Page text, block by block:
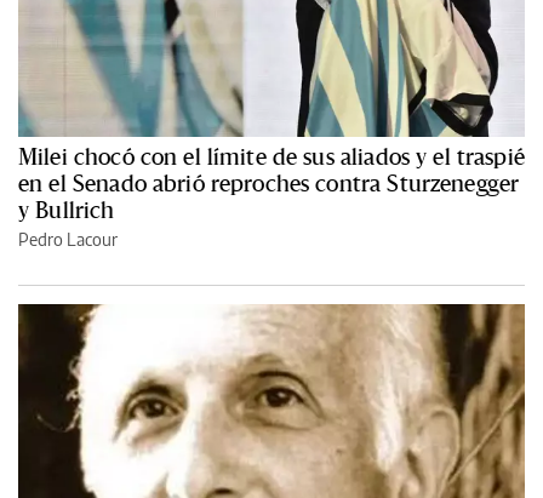
Milei chocó con el límite de sus aliados y el traspié
en el Senado abrió reproches contra Sturzenegger
y Bullrich
Pedro Lacour